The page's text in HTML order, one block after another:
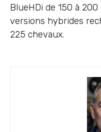
BlueHDi de 150 à
versions hybrides
225 chevaux.